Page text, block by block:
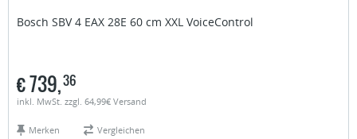
Bosch SBV 4 EAX 28E 60 cm XXL VoiceControl
€739,36
inkl. MwSt. zzgl. 64,99€ Versand
Merken Vergleichen